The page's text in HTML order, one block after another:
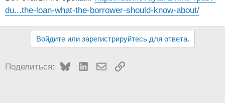
du...the-loan-what-the-borrower-should-know-about/
Войдите или зарегистрируйтесь для ответа.
Поделиться: BlueskyLinkedInЭлектронная почта
Ссылка